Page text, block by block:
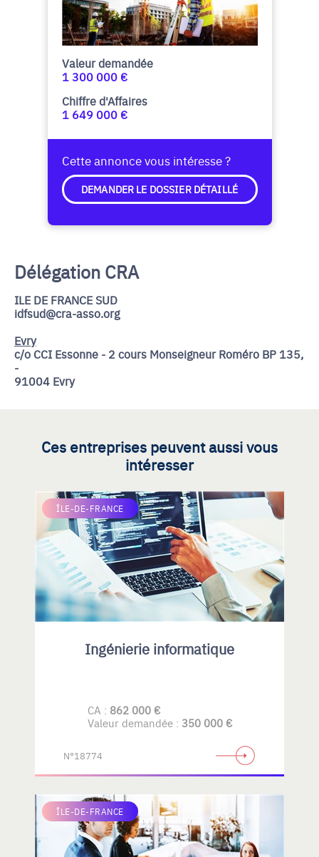
Valeur demandée
1 300 000 €
Chiffre d'Affaires
1 649 000 €
Cette annonce vous intéresse ?
DEMANDER LE DOSSIER DÉTAILLÉ
Délégation CRA
ILE DE FRANCE SUD
idfsud@cra-asso.org
Evry
c/o CCI Essonne - 2 cours Monseigneur Roméro BP 135,
-
91004 Evry
Ces entreprises peuvent aussi vous
intéresser
ÎLE-DE-FRANCE
Ingénierie informatique
CA : 862 000 €
Valeur demandée : 350 000 €
N°18774
ÎLE-DE-FRANCE